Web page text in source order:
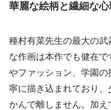
華麗な絵柄と繊細な
種村有菜先生の最大の
な作画は本作でも健在
やファッション、学園
寧に描き込まれており
かんで離しません。加